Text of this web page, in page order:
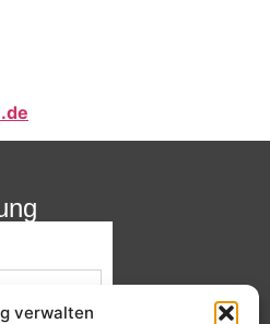
verwalten